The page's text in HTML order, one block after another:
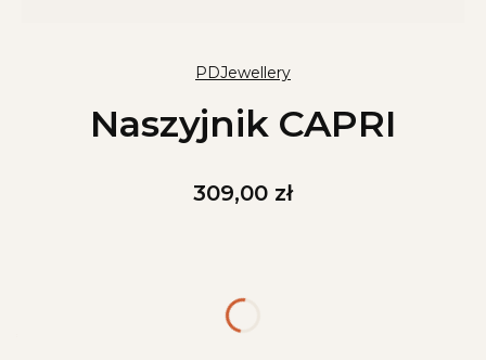
PDJewellery
Naszyjnik CAPRI
Cena
309,00 zł